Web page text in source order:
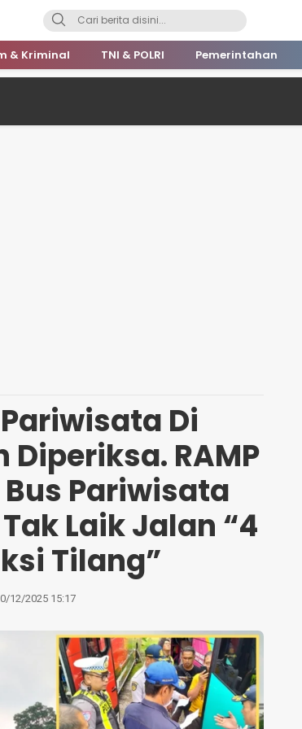
& Kriminal TNI & POLRI Pemerintahan
Di
Diperiksa. RAMP
Bus Pariwisata
Laik Jalan “4
Tilang”
12/2025 15:17